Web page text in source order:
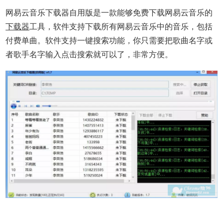
网易云音乐下载器自用版是一款能够免费下载网易云音乐的
下载器工具，软件支持下载所有网易云音乐中的音乐，包括
付费单曲。软件支持一键搜索功能，你只需要把歌曲名字或
者歌手名字输入点击搜索就可以了，非常方便。